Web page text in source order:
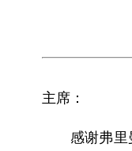
主席：
感谢弗